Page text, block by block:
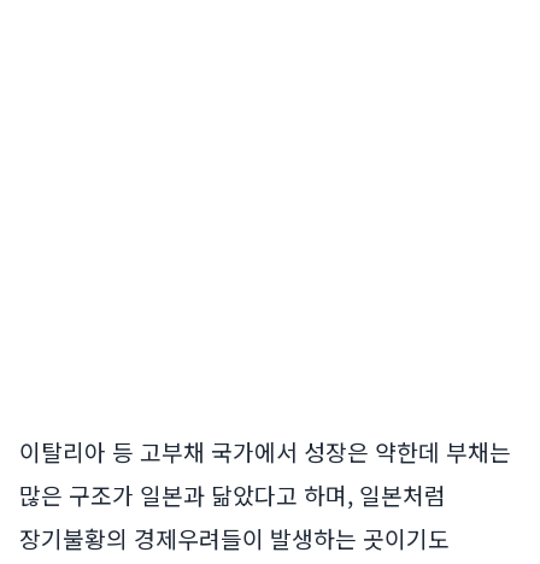
이탈리아 등 고부채 국가에서 성장은 약한데 부채는
많은 구조가 일본과 닮았다고 하며, 일본처럼
장기불황의 경제우려들이 발생하는 곳이기도